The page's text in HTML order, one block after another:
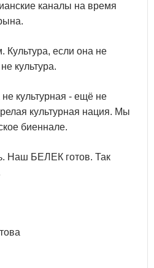
каналы на время
если она не
культура.
культурная - ещё не
культурная нация. Мы
биеннале.
Наш БЕЛЕК готов. Так